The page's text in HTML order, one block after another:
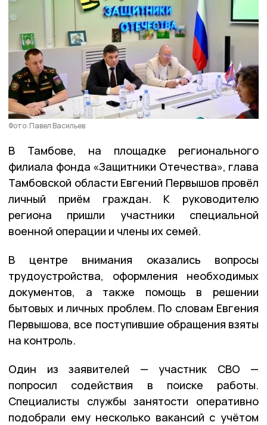
Фото: Павел Васильев
В Тамбове, на площадке регионального
филиала фонда «Защитники Отечества», глава
Тамбовской области Евгений Первышов провёл
личный приём граждан. К руководителю
региона пришли участники специальной
военной операции и члены их семей.
В центре внимания оказались вопросы
трудоустройства, оформления необходимых
документов, а также помощь в решении
бытовых и личных проблем. По словам Евгения
Первышова, все поступившие обращения взяты
на контроль.
Один из заявителей — участник СВО —
попросил содействия в поиске работы.
Специалисты службы занятости оперативно
подобрали ему несколько вакансий с учётом